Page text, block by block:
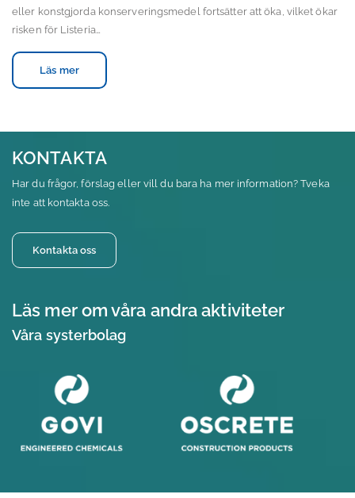
eller konstgjorda konserveringsmedel fortsätter att öka, vilket ökar
risken för Listeria…
Läs mer
KONTAKTA
Har du frågor, förslag eller vill du bara ha mer information? Tveka
inte att kontakta oss.
Kontakta oss
Läs mer om våra andra aktiviteter
Våra systerbolag